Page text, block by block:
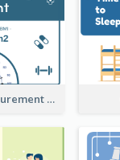
Semi-Circle Measurement Clipart